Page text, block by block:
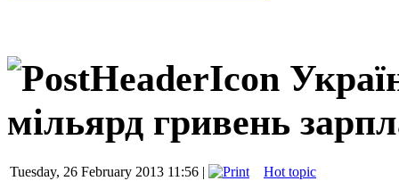
мільярд гривень
Tuesday, 26 February 2013 11:56 | Hot topic